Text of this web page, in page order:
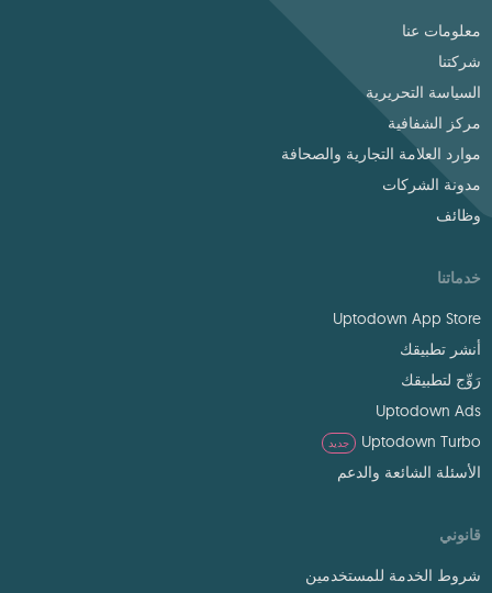
معلومات عنا
شركتنا
السياسة التحريرية
مركز الشفافية
موارد العلامة التجارية والصحافة
مدونة الشركات
وظائف
خدماتنا
Uptodown App Store
أنشر تطبيقك
رَوِّج لتطبيقك
Uptodown Ads
Uptodown Turbo
جديد
الأسئلة الشائعة والدعم
قانوني
شروط الخدمة للمستخدمين